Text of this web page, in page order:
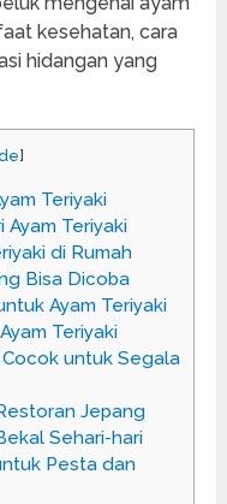
kesehatan, cara
hidangan yang
]
Teriyaki
Teriyaki
di Rumah
Bisa Dicoba
Ayam Teriyaki
Teriyaki
untuk Segala
Jepang
Sehari-hari
Pesta dan